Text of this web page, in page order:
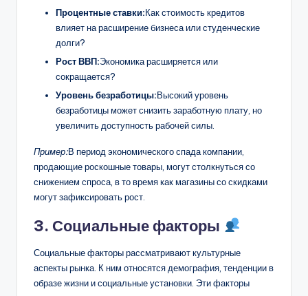
Процентные ставки:Как стоимость кредитов
влияет на расширение бизнеса или студенческие
долги?
Рост ВВП:Экономика расширяется или
сокращается?
Уровень безработицы:Высокий уровень
безработицы может снизить заработную плату, но
увеличить доступность рабочей силы.
Пример:В период экономического спада компании,
продающие роскошные товары, могут столкнуться со
снижением спроса, в то время как магазины со скидками
могут зафиксировать рост.
3. Социальные факторы
Социальные факторы рассматривают культурные
аспекты рынка. К ним относятся демография, тенденции в
образе жизни и социальные установки. Эти факторы